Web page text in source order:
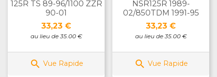
125R TS 89-96/1100 ZZR
90-01
Prix
33,23 €
au lieu de 35.00 €
 Vue Rapide
NSR125R 1989-
02/850TDM 1991-95
Prix
33,23 €
au lieu de 35.00 €
 Vue Rapide